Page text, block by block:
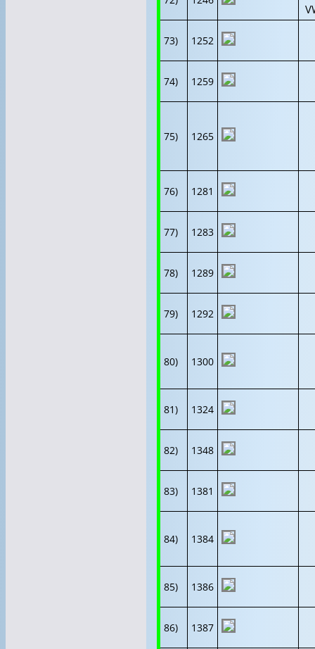
73) 1252
74) 1259
75) 1265
76) 1281
77) 1283
78) 1289
79) 1292
80) 1300
81) 1324
82) 1348
83) 1381
84) 1384
85) 1386
86) 1387